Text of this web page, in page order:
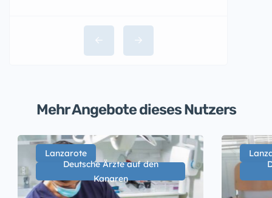
Mehr Angebote dieses Nutzers
Lanzarote
Deutsche Ärzte auf den
Kanaren